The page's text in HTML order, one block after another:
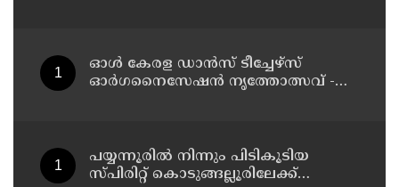
ഓൾ കേരള ഡാൻസ് ടീച്ചേഴ്സ്
ഓർഗനൈസേഷൻ നൃത്തോത്സവ് -
പയ്യന്നൂരിൽ നിന്നും പിടികൂടിയ
സ്പിരിറ്റ് കൊടുങ്ങല്ലൂരിലേക്ക്